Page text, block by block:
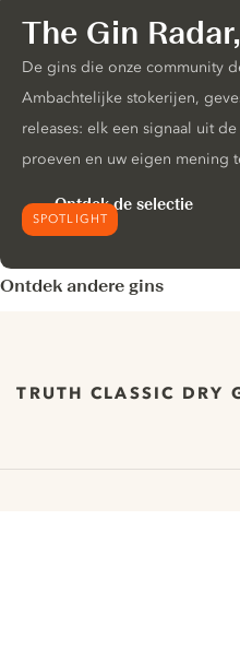
SPOTLIGHT
The Gin Radar,
De gins die onze community
Ambachtelijke stokerijen,
releases: elk een signaal uit
proeven en uw eigen mening
Ontdek de selectie
Ontdek andere gins
TRUTH CLASSIC DRY